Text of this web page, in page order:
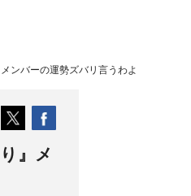
ンバーの運勢ズバリ言うわよ
』メ